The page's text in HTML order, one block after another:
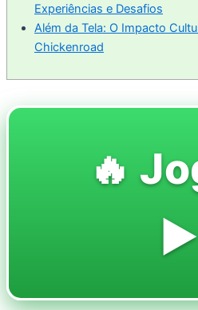
Experiências e Desafios
Além da Tela: O Impacto
Chickenroad
🔥
▶️